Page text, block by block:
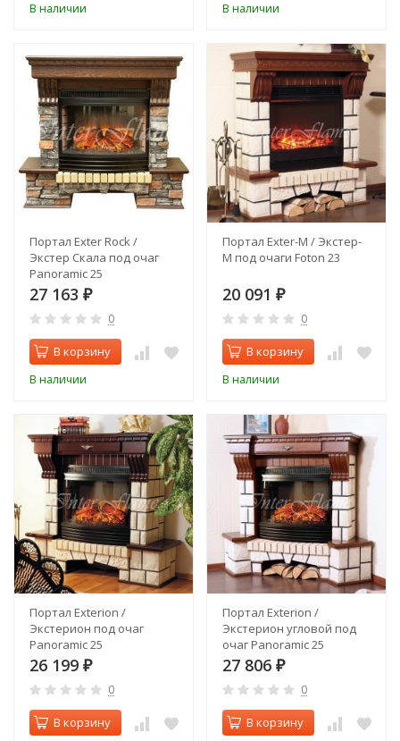
В наличии В наличии
Портал Exter Rock /
Экстер Скала под очаг
Panoramic 25
27 163 ₽
0
В корзину
В наличии
Портал Exter-M / Экстер-
М под очаги Foton 23
20 091 ₽
0
В корзину
В наличии
Портал Exterion /
Экстерион под очаг
Panoramic 25
26 199 ₽
0
В корзину
Портал Exterion /
Экстерион угловой под
очаг Panoramic 25
27 806 ₽
0
В корзину